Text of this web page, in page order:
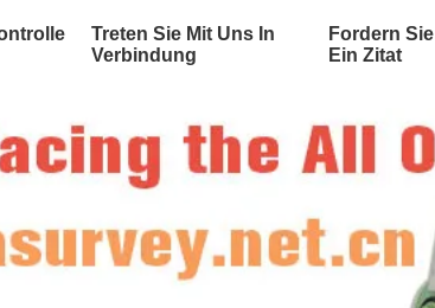
Treten Sie Mit Uns In
Verbindung
Fordern Sie
Ein Zitat